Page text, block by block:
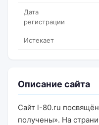
Дата
регистрации
Истекает
Описание сайта
Сайт l-80.ru
получены». На